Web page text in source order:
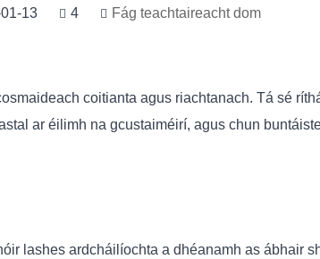
13 4 Fág teachtaireacht dom
coitianta agus riachtanach. Tá sé
ar éilimh na gcustaiméirí, agus chun
lashes ardcháilíochta a dhéanamh as ábhair